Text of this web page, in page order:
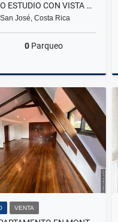
APARTAMENTO ESTUDIO CON VISTA ESPECTACULAR.
José, Costa Rica
0 Parqueo
Alquiler
₡320.000
VENTA